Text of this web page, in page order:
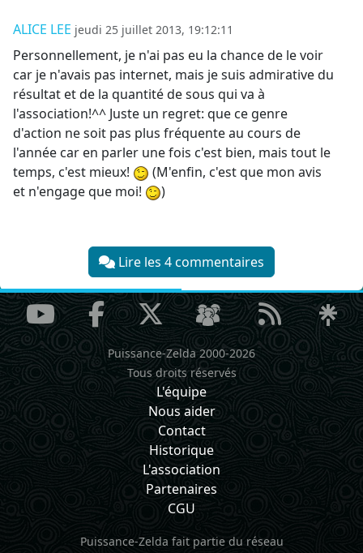
ALICE LEE jeudi 25 juillet 2013, 19:12:11
Personnellement, je n'ai pas eu la chance de le voir
car je n'avais pas internet, mais je suis admirative du
résultat et de la quantité de sous qui va à
l'association!^^ Juste un regret: que ce genre
d'action ne soit pas plus fréquente au cours de
l'année car en parler une fois c'est bien, mais tout le
temps, c'est mieux!
(M'enfin, c'est que mon avis
et n'engage que moi!
)
Lire les 4 commentaires
Puissance-Zelda 2000-2026
Tous droits réservés
L'équipe
Nous aider
Contact
Historique
L'association
Partenaires
CGU
Puissance-Zelda fait partie du réseau